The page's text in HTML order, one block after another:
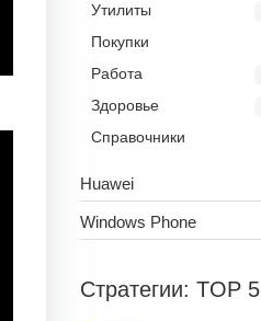
Утилиты
Покупки
Работа
Здоровье
Справочники
Huawei
Windows Phone
Стратегии: TOP 5